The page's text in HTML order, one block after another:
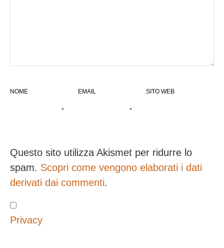
NOME
*
EMAIL
*
SITO WEB
Questo sito utilizza Akismet per ridurre lo
spam. Scopri come vengono elaborati i dati
derivati dai commenti.
Privacy